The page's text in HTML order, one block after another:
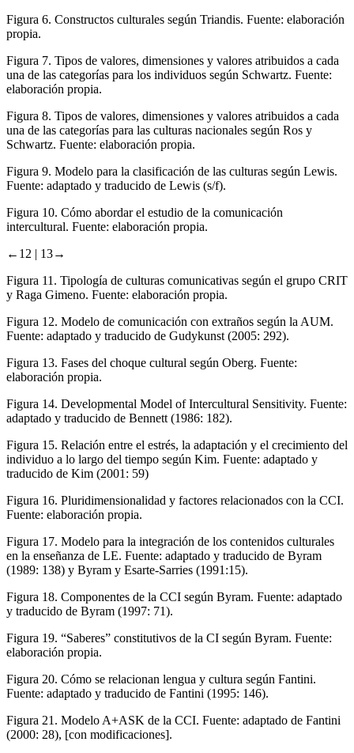
Figura 6. Constructos culturales según Triandis. Fuente: elaboración
propia.
Figura 7. Tipos de valores, dimensiones y valores atribuidos a cada
una de las categorías para los individuos según Schwartz. Fuente:
elaboración propia.
Figura 8. Tipos de valores, dimensiones y valores atribuidos a cada
una de las categorías para las culturas nacionales según Ros y
Schwartz. Fuente: elaboración propia.
Figura 9. Modelo para la clasificación de las culturas según Lewis.
Fuente: adaptado y traducido de Lewis (s/f).
Figura 10. Cómo abordar el estudio de la comunicación
intercultural. Fuente: elaboración propia.
←12 | 13→
Figura 11. Tipología de culturas comunicativas según el grupo CRIT
y Raga Gimeno. Fuente: elaboración propia.
Figura 12. Modelo de comunicación con extraños según la AUM.
Fuente: adaptado y traducido de Gudykunst (2005: 292).
Figura 13. Fases del choque cultural según Oberg. Fuente:
elaboración propia.
Figura 14. Developmental Model of Intercultural Sensitivity. Fuente:
adaptado y traducido de Bennett (1986: 182).
Figura 15. Relación entre el estrés, la adaptación y el crecimiento del
individuo a lo largo del tiempo según Kim. Fuente: adaptado y
traducido de Kim (2001 : 59)
Figura 16. Pluridimensionalidad y factores relacionados con la CCI.
Fuente: elaboración propia.
Figura 17. Modelo para la integración de los contenidos culturales
en la enseñanza de LE. Fuente: adaptado y traducido de Byram
(1989: 138) y Byram y Esarte-Sarries (1991 :15).
Figura 18. Componentes de la CCI según Byram. Fuente: adaptado
y traducido de Byram (1997: 71).
Figura 19. “Saberes” constitutivos de la CI según Byram. Fuente:
elaboración propia.
Figura 20. Cómo se relacionan lengua y cultura según Fantini.
Fuente: adaptado y traducido de Fantini (1995: 146).
Figura 21. Modelo A+ASK de la CCI. Fuente: adaptado de Fantini
(2000: 28), [con modificaciones].